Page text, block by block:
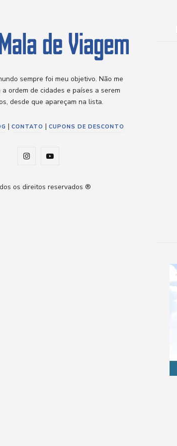
sempre foi meu objetivo. Não me
a ordem de cidades e países a serem
desde que apareçam na lista.
| CONTATO | CUPONS DE DESCONTO
I
s
Y
u
os direitos reservados ®